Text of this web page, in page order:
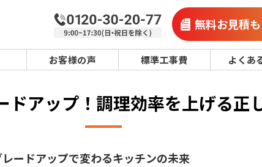
無料お見積
お客様の声 標準工事費 よくあ
ドアップ！調理効率を上げる正
ードアップで変わるキッチンの未来